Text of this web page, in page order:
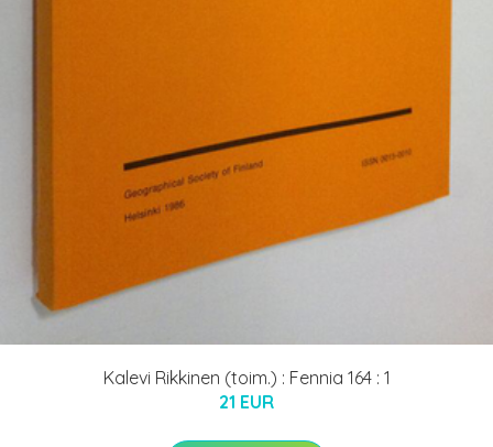
Kalevi Rikkinen (toim.) : Fennia 164 : 1
21 EUR